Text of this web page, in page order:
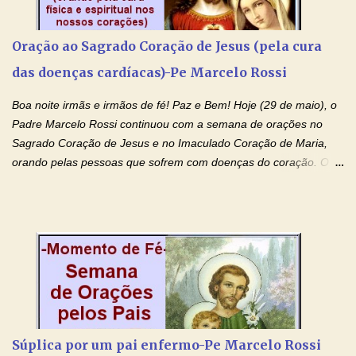
prejudicando a nossa família. Peço também que atenda, em
(apresente aqui o seu pedido...) Eu, desde já, agradeço de
coração, confiante que o Senhor me atenderá. Eu louvo o Pai por
agradeço de coração ao Espíri...
Oração ao Sagrado Coração de Jesus (pela cura
das doenças cardíacas)-Pe Marcelo Rossi
Boa noite irmãs e irmãos de fé! Paz e Bem! Hoje (29 de maio), o
Padre Marcelo Rossi continuou com a semana de orações no
Sagrado Coração de Jesus e no Imaculado Coração de Maria,
orando pelas pessoas que sofrem com doenças do coração. O
esta abençoada semana de orações no programa de rádio
Momento de Fé, vamos juntos formar uma forte corrente de
orações com o Padre Marcelo. Não desista do milagre, da cura;
tenha fé, creia firmemente e ore incessantemente até que o
Kairós aconteça em sua vida. Fique no Amor Ágape de Jesus e
Mensagem do Padre Marcelo Rossi por E-mail: Amados!! Nesta
Súplica por um pai enfermo-Pe Marcelo Rossi